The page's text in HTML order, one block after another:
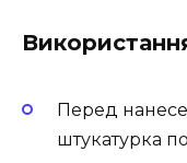
Перед
штукатурка